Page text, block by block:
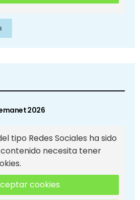
2026
tipo Redes Sociales ha sido
necesita tener
cookies